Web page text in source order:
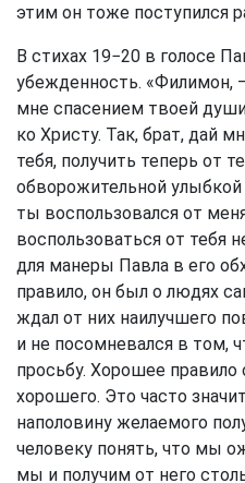
этим он тоже поступился
В стихах 19−20 в голосе
убежденность. «Филимон,
мне спасением твоей
ко Христу. Так, брат, дай
тебя, получить теперь от
обворожительной
ты воспользовался от
воспользоваться от тебя
для манеры Павла в его
правило, он был о людях
ждал от них наилучшего
и не посомневался в том,
просьбу. Хорошее
хорошего. Это часто
наполовину желаемого
человеку понять, что мы
мы и получим от него